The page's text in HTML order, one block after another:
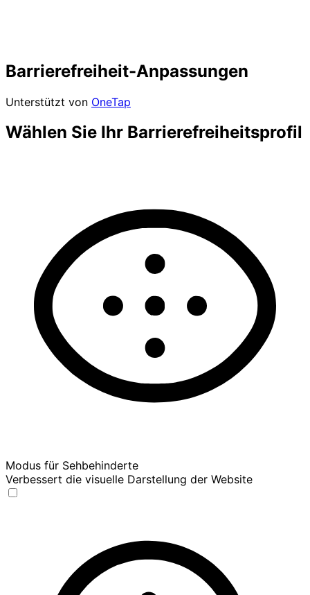
Barrierefreiheit-Anpassungen
Unterstützt von OneTap
Wählen Sie Ihr Barrierefreiheitsprofil
Modus für Sehbehinderte
Verbessert die visuelle Darstellung der Website